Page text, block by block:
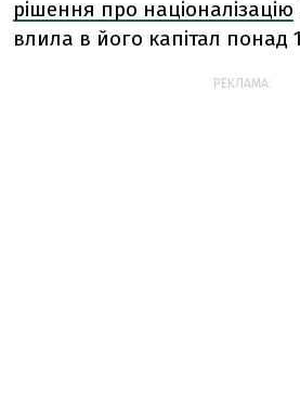
рішення про націоналізацію
влила в його капітал понад
РЕКЛАМА: